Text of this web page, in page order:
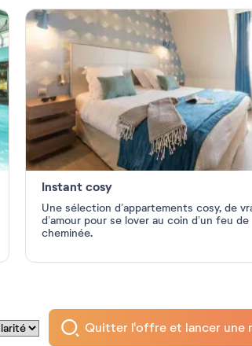
Instant cosy
Une sélection d’appartements cosy, de
d’amour pour se lover au coind’un feu de
cheminée.
Quitter l'offre et lancer une